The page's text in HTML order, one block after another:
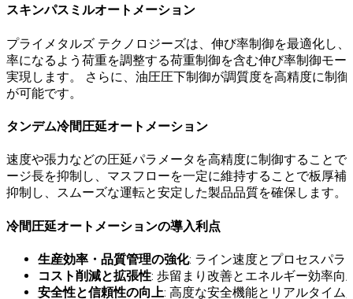
スキンパスミルオートメーション
プライメタルズ テクノロジーズは、伸び率制御を最適化し
率になるよう荷重を調整する荷重制御を含む伸び率制御モ
実現します。 さらに、油圧圧下制御が調質度を高精度に制
が可能です。
タンデム冷間圧延オートメーション
速度や張力などの圧延パラメータを高精度に制御すること
ージ長を抑制し、マスフローを一定に維持することで板厚
抑制し、スムーズな運転と安定した製品品質を確保します。
冷間圧延オートメーションの導入利点
生産効率・品質管理の強化: ライン速度とプロセスパ
コスト削減と拡張性: 歩留まり改善とエネルギー効率
安全性と信頼性の向上: 高度な安全機能とリアルタイ